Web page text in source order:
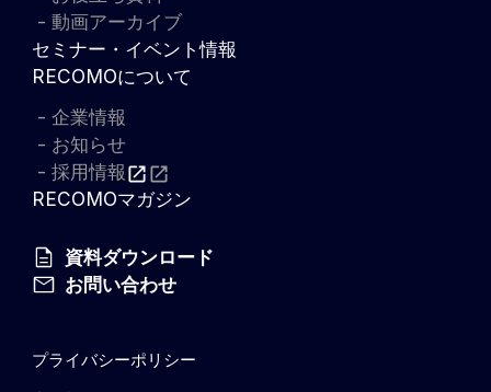
動画アーカイブ
セミナー・イベント情報
RECOMOについて
企業情報
お知らせ
採用情報
RECOMOマガジン
資料ダウンロード
お問い合わせ
プライバシーポリシー